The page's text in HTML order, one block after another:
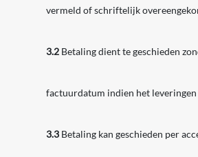
vermeld of schriftelijk
3.2 Betaling dient te geschieden
factuurdatum indien het
3.3 Betaling kan geschieden per